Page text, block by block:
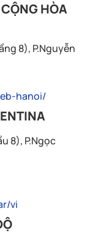
HÒA
8), P.Nguyễn
hanoi/
8), P.Ngọc
vi